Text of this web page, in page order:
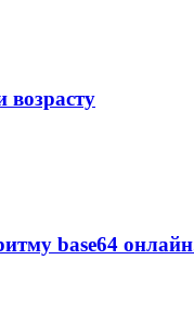
возрасту
base64